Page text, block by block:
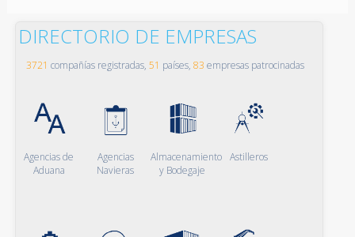
DIRECTORIO DE EMPRESAS
3721 compañías registradas, 51 países, 83 empresas patrocinadas
Agencias de
Aduana
Agencias
Navieras
Almacenamiento
y Bodegaje
Astilleros